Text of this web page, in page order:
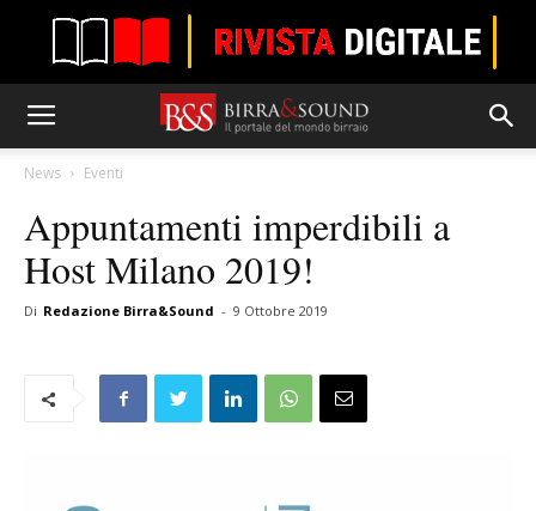
News Eventi
Appuntamenti imperdibili a
Host Milano 2019!
Di Redazione Birra&Sound - 9 Ottobre 2019